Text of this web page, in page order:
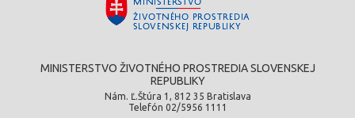
MINISTERSTVO ŽIVOTNÉHO PROSTREDIA SLOVENSKEJ
REPUBLIKY
Nám. Ľ.Štúra 1, 812 35 Bratislava
Telefón 02/5956 1111